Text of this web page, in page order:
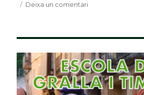
Deixa un comentari
Bastoners,
any
més,
per
la